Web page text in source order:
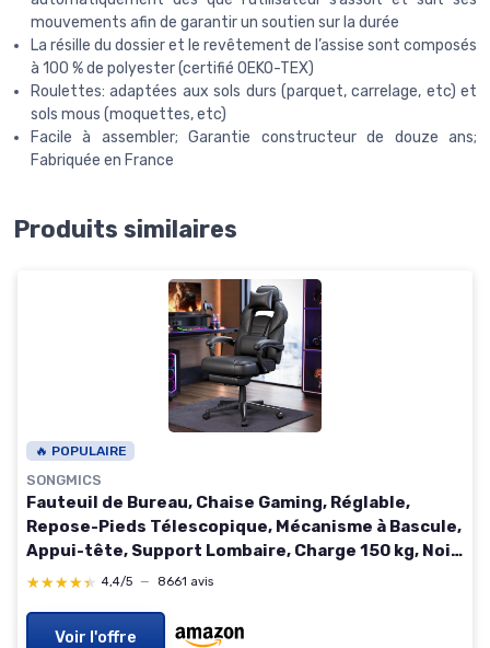
mouvements afin de garantir un soutien sur la durée
La résille du dossier et le revêtement de l’assise sont composés
à 100 % de polyester (certifié OEKO-TEX)
Roulettes: adaptées aux sols durs (parquet, carrelage, etc) et
sols mous (moquettes, etc)
Facile à assembler; Garantie constructeur de douze ans;
Fabriquée en France
Produits similaires
🔥 POPULAIRE
SONGMICS
Fauteuil de Bureau, Chaise Gaming, Réglable,
Repose-Pieds Télescopique, Mécanisme à Bascule,
Appui-tête, Support Lombaire, Charge 150 kg, Noir
d'encre OBG073B05 Encre Noire
★★★★★
★★★★★ 4,4/5 — 8661 avis
Voir l'offre